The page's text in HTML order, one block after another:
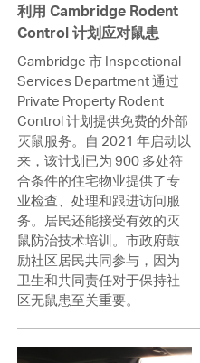
利用 Cambridge Rodent
Control 计划应对鼠患
Cambridge 市 Inspectional
Services Department 通过
Private Property Rodent
Control 计划提供免费的外部
灭鼠服务。自 2021 年启动以
来，该计划已为 900 多处符
合条件的住宅物业提供了专
业检查、处理和跟进访问服
务。居民还能接受有效的灭
鼠防治技术培训。市政府鼓
励社区居民共同参与，因为
卫生和共同责任对于保持社
区无鼠患至关重要。